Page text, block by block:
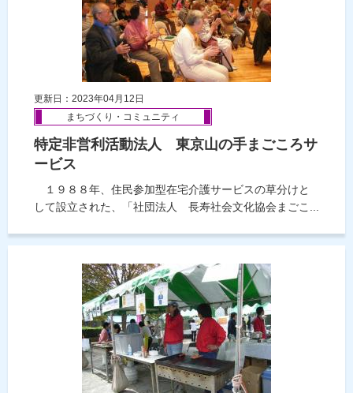
更新日：2023年04月12日
まちづくり・コミュニティ
特定非営利活動法人 東京山の手まごころサ
ービス
１９８８年、住民参加型在宅介護サービスの草分けと
して設立された、「社団法人 長寿社会文化協会まごこ...